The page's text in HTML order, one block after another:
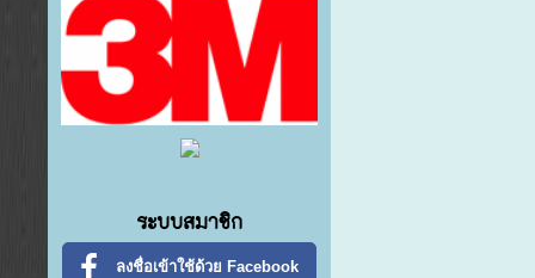
ระบบสมาชิก
ลงชื่อเข้าใช้ด้วย Facebook